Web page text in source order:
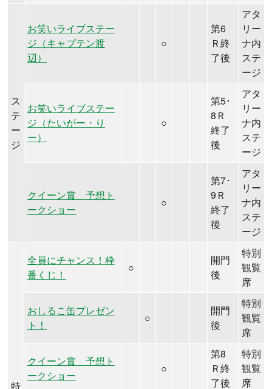
ス
テ
ー
ジ
お笑いライブステー
ジ（キャプテン渡
辺）
○
第6
Ｒ終
了後
アタ
リー
ナ内
ステ
ージ
お笑いライブステー
ジ（たいがー・り
ー）
○
第5･
8Ｒ
終了
後
アタ
リー
ナ内
ステ
ージ
クイーン賞 予想ト
ークショー
○
第7･
9Ｒ
終了
後
アタ
リー
ナ内
ステ
ージ
特
全員にチャンス！枠
番くじ！
○
開門
後
特別
観覧
席
おしるこ缶プレゼン
ト！
○
開門
後
特別
観覧
席
クイーン賞 予想ト
ークショー
○
第8
Ｒ終
了後
特別
観覧
席